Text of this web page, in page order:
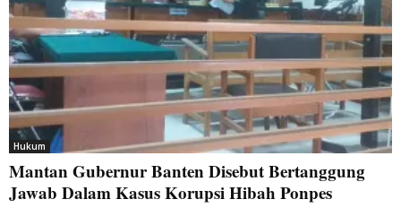
Hukum
Mantan Gubernur Banten Disebut Bertanggung
Jawab Dalam Kasus Korupsi Hibah Ponpes